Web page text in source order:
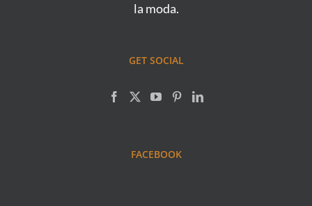
la moda.
GET SOCIAL
FACEBOOK